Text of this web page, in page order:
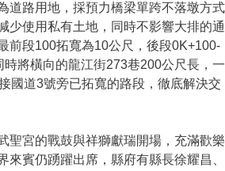
道路用地，採預力橋梁單跨不落墩方式
少使用私有土地，同時不影響大排的通
前段100拓寬為10公尺，後段0K+100-
將橫向的龍江街273巷200公尺長，一
國道3號旁已拓寬的路段，徹底解決交
聖宮的戰鼓與祥獅獻瑞開場，充滿歡樂
來賓仍踴躍出席，縣府有縣長徐耀昌、